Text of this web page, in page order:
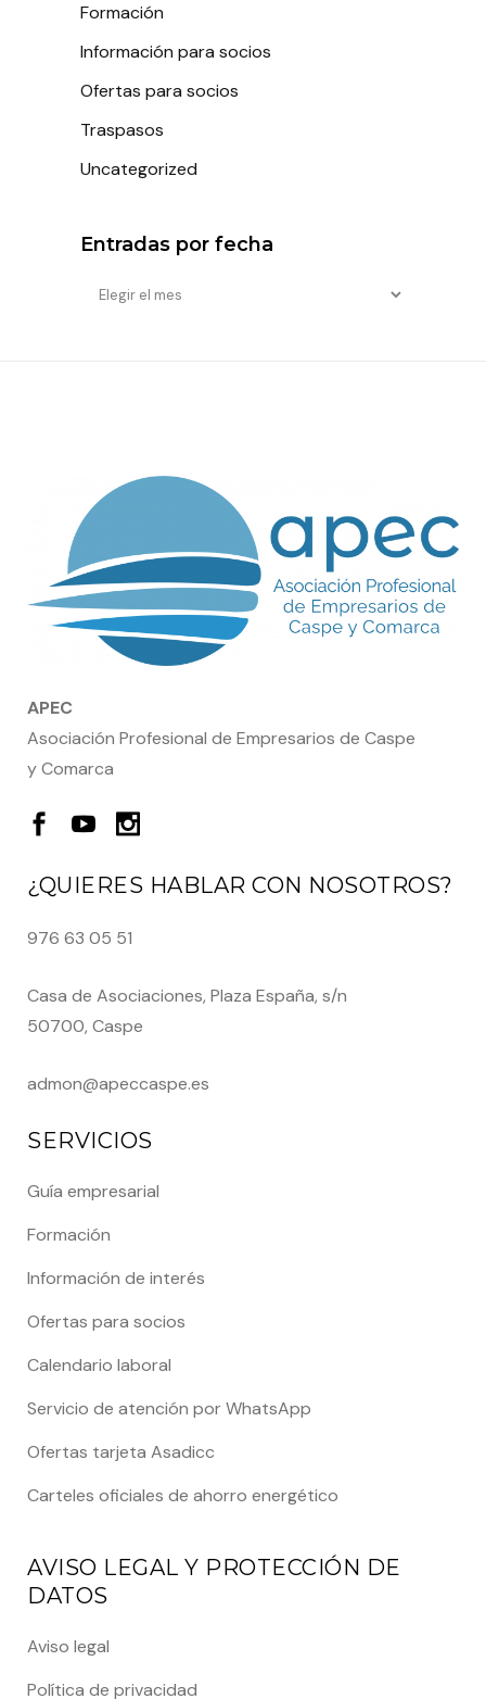
Formación
Información para socios
Ofertas para socios
Traspasos
Uncategorized
Entradas por fecha
Entradas
APEC
Asociación Profesional de Empresarios de Caspe
y Comarca
¿QUIERES HABLAR CON NOSOTROS?
976 63 05 51
Casa de Asociaciones, Plaza España, s/n
50700, Caspe
admon@apeccaspe.es
SERVICIOS
Guía empresarial
Formación
Información de interés
Ofertas para socios
Calendario laboral
Servicio de atención por WhatsApp
Ofertas tarjeta Asadicc
Carteles oficiales de ahorro energético
AVISO LEGAL Y PROTECCIÓN DE
DATOS
Aviso legal
Política de privacidad